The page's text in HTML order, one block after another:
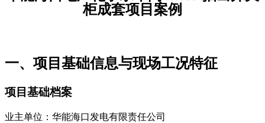
柜成套项目案例
一、项目基础信息与现场工况特征
项目基础档案
业主单位：华能海口发电有限责任公司